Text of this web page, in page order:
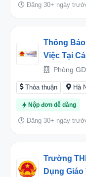
Đăng 30+ ngày
Thông
Việc Tại
Trực
Năm 2023
Phòng
Thỏa thuận Hà
Nộp đơn dễ dàng
Đăng 30+ ngày
Trường
Dụng